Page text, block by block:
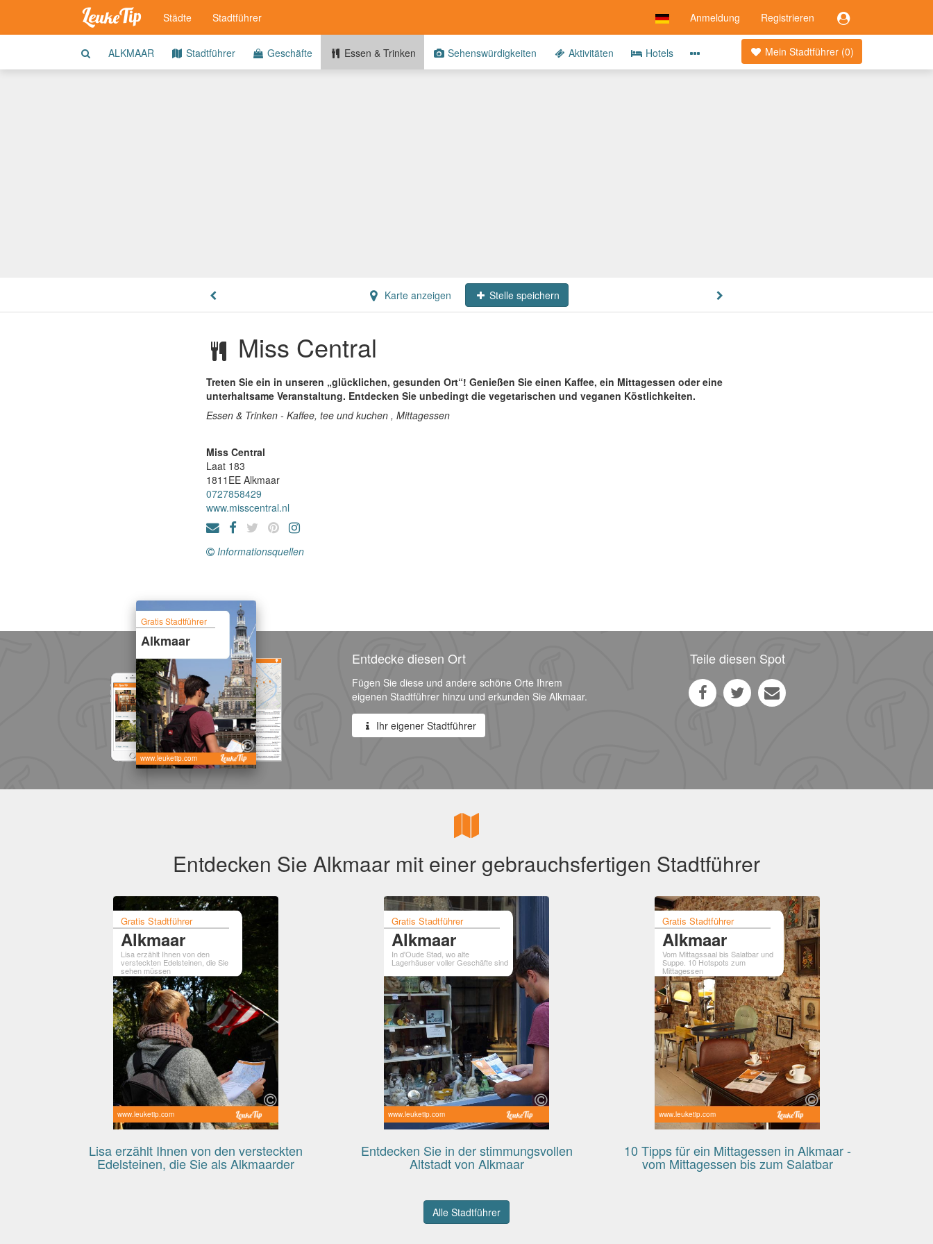
Anmeldung Registrieren
Städte Stadtführer
Mein Stadtführer (0)
ALKMAAR Stadtführer Geschäfte Essen & Trinken Sehenswürdigkeiten Aktivitäten Hotels
Karte anzeigen Stelle speichern
Miss Central
Treten Sie ein in unseren „glücklichen, gesunden Ort“! Genießen Sie einen Kaffee, ein Mittagessen oder eine
unterhaltsame Veranstaltung. Entdecken Sie unbedingt die vegetarischen und veganen Köstlichkeiten.
Essen & Trinken - Kaffee, tee und kuchen , Mittagessen
Miss Central
Laat 183
1811EE Alkmaar
0727858429
www.misscentral.nl
Informationsquellen
Gratis Stadtführer
Alkmaar
www.leuketip.com
Entdecke diesen Ort
Fügen Sie diese und andere schöne Orte Ihrem
eigenen Stadtführer hinzu und erkunden Sie Alkmaar.
Ihr eigener Stadtführer
Teile diesen Spot
Entdecken Sie Alkmaar mit einer gebrauchsfertigen Stadtführer
Gratis Stadtführer
Alkmaar
Lisa erzählt Ihnen von den
versteckten Edelsteinen, die Sie
sehen müssen
www.leuketip.com
Lisa erzählt Ihnen von den versteckten
Edelsteinen, die Sie als Alkmaarder
besuchen sollten.
Gratis Stadtführer
Alkmaar
In d'Oude Stad, wo alte
Lagerhäuser voller Geschäfte sind
www.leuketip.com
Entdecken Sie in der stimmungsvollen
Altstadt von Alkmaar
Gratis Stadtführer
Alkmaar
Vom Mittagssaal bis Salatbar und
Suppe. 10 Hotspots zum
Mittagessen
www.leuketip.com
10 Tipps für ein Mittagessen in Alkmaar -
vom Mittagessen bis zum Salatbar
Alle Stadtführer